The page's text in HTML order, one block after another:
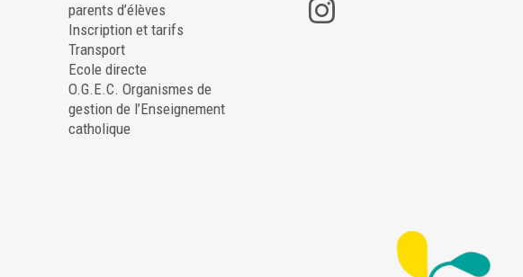
parents d’élèves
Inscription et tarifs
Transport
Ecole directe
O.G.E.C. Organismes de
gestion de l’Enseignement
catholique